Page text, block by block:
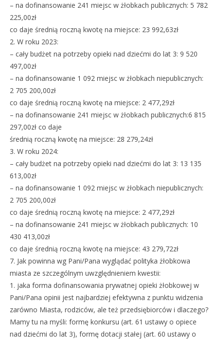
– na dofinansowanie 241 miejsc w żłobkach publicznych: 5 782
225,00zł
co daje średnią roczną kwotę na miejsce: 23 992,63zł
2. W roku 2023:
– cały budżet na potrzeby opieki nad dziećmi do lat 3: 9 520
497,00zł
– na dofinansowanie 1 092 miejsc w żłobkach niepublicznych:
2 705 200,00zł
co daje średnią roczną kwotę na miejsce: 2 477,29zł
– na dofinansowanie 241 miejsc w żłobkach publicznych:6 815
297,00zł co daje
średnią roczną kwotę na miejsce: 28 279,24zł
3. W roku 2024:
– cały budżet na potrzeby opieki nad dziećmi do lat 3: 13 135
613,00zł
– na dofinansowanie 1 092 miejsc w żłobkach niepublicznych:
2 705 200,00zł
co daje średnią roczną kwotę na miejsce: 2 477,29zł
– na dofinansowanie 241 miejsc w żłobkach publicznych: 10
430 413,00zł
co daje średnią roczną kwotę na miejsce: 43 279,72zł
7. Jak powinna wg Pani/Pana wyglądać polityka żłobkowa
miasta ze szczególnym uwzględnieniem kwestii:
1. jaka forma dofinansowania prywatnej opieki żłobkowej w
Pani/Pana opinii jest najbardziej efektywna z punktu widzenia
zarówno Miasta, rodziców, ale też przedsiębiorców i dlaczego?
Mamy tu na myśli: formę konkursu (art. 61 ustawy o opiece
nad dziećmi do lat 3), formę dotacji stałej (art. 60 ustawy o